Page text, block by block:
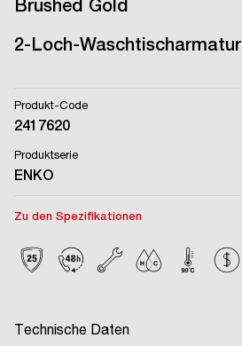
Brushed Gold
2-Loch-Waschtischarmatur
Produkt-Code
2417620
Produktserie
ENKO
Zu den Spezifikationen
Technische Daten